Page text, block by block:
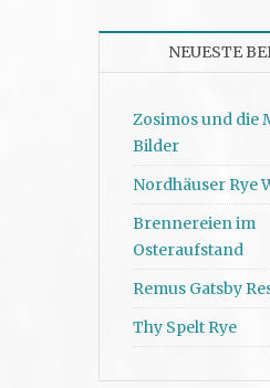
NEUESTE
Zosimos und die
Bilder
Nordhäuser Rye
Brennereien im
Osteraufstand
Remus Gatsby
Thy Spelt Rye